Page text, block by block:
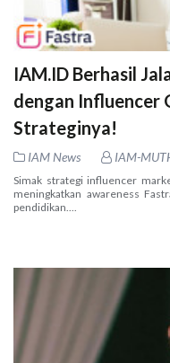
IAM.ID Berhasil
dengan Influencer
Strateginya!
IAM News IAM-
Simak strategi influencer
meningkatkan awareness
pendidikan....